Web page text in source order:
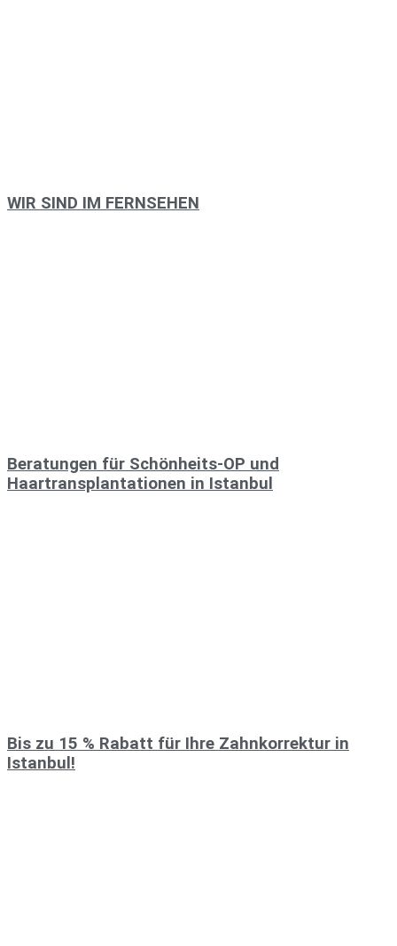
WIR SIND IM FERNSEHEN
Beratungen für Schönheits-OP und
Haartransplantationen in Istanbul
Bis zu 15 % Rabatt für Ihre Zahnkorrektur in
Istanbul!